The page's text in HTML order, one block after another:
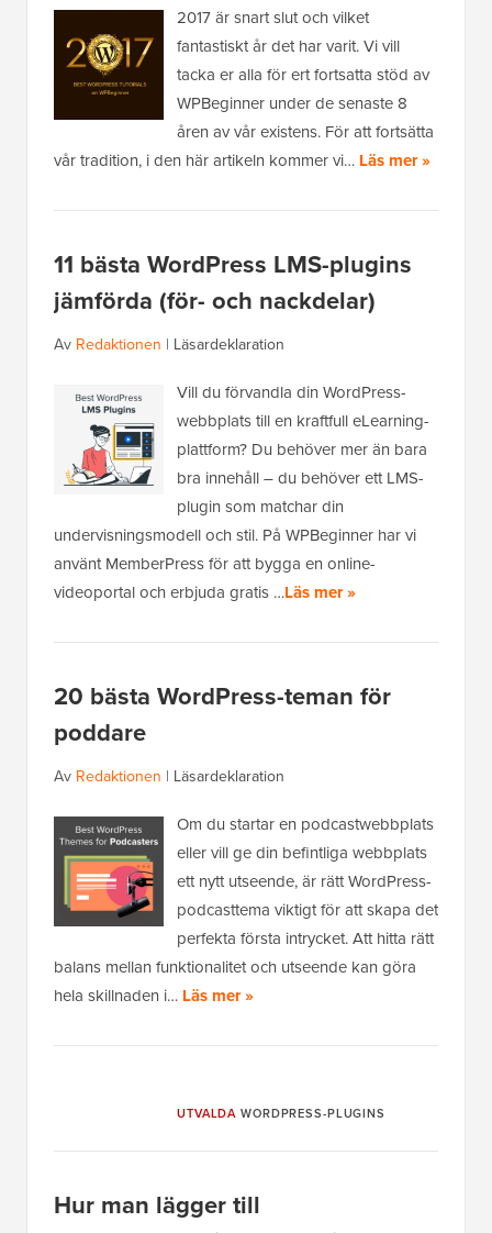
2017 är snart slut och vilket
fantastiskt år det har varit. Vi vill
tacka er alla för ert fortsatta stöd av
WPBeginner under de senaste 8
åren av vår existens. För att fortsätta
vår tradition, i den här artikeln kommer vi… Läs mer »
11 bästa WordPress LMS-plugins
jämförda (för- och nackdelar)
Av Redaktionen | Läsardeklaration
Vill du förvandla din WordPress-
webbplats till en kraftfull eLearning-
plattform? Du behöver mer än bara
bra innehåll – du behöver ett LMS-
plugin som matchar din
undervisningsmodell och stil. På WPBeginner har vi
använt MemberPress för att bygga en online-
videoportal och erbjuda gratis …Läs mer »
20 bästa WordPress-teman för
poddare
Av Redaktionen | Läsardeklaration
Om du startar en podcastwebbplats
eller vill ge din befintliga webbplats
ett nytt utseende, är rätt WordPress-
podcasttema viktigt för att skapa det
perfekta första intrycket. Att hitta rätt
balans mellan funktionalitet och utseende kan göra
hela skillnaden i… Läs mer »
UTVALDA WORDPRESS-PLUGINS
Hur man lägger till